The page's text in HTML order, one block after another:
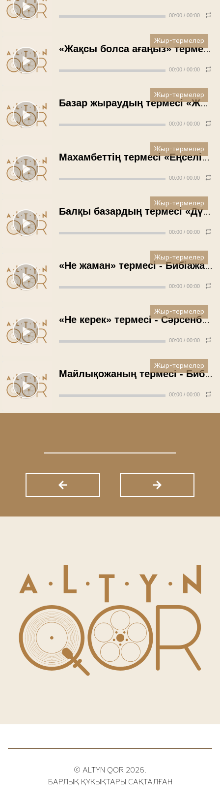
00:00 / 00:00
«Жақсы болса ағаңыз» термесі - Қаламқас Орашева (1987 жыл)
00:00 / 00:00
Жыр-термелер
Базар жыраудың термесі «Жасаған өзі жарылқап» - Қаламқас Орашева (1987 жыл)
00:00 / 00:00
Жыр-термелер
Махамбеттің термесі «Еңселігім екі елі» - Қаламқас Орашева (1987 жыл)
00:00 / 00:00
Жыр-термелер
Балқы базардың термесі «Дүние мейман көңіл»
00:00 / 00:00
Жыр-термелер
«Не жаман» термесі - Бибіажар Махамбетова (1986 жыл)
00:00 / 00:00
Жыр-термелер
«Не керек» термесі - Сәрсенбек Баймағамбетов (1986 жыл)
00:00 / 00:00
Жыр-термелер
Майлықожаның термесі - Бибіажар Махамбетова (1986 жыл)
00:00 / 00:00
Жыр-термелер
© ALTYN QOR 2026.
БАРЛЫҚ ҚҰҚЫҚТАРЫ САҚТАЛҒАН